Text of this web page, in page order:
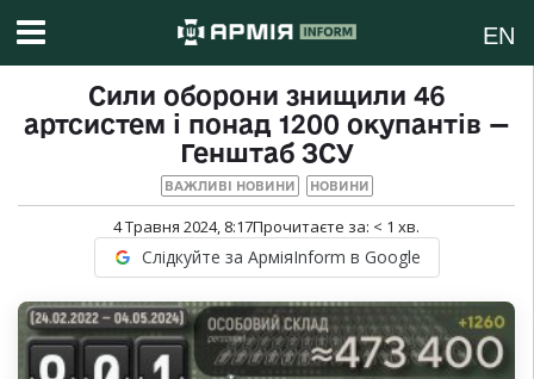
EN
Сили оборони знищили 46
артсистем і понад 1200 окупантів —
Генштаб ЗСУ
ВАЖЛИВІ НОВИНИ НОВИНИ
4 Травня 2024, 8:17Прочитаєте за: < 1 хв.
Слідкуйте за АрміяInform в Google